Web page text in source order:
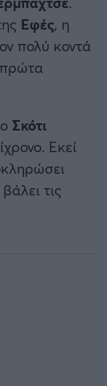
Εφές, η
πολύ κοντά
πρώτα
Σκότι
Εκεί
τις